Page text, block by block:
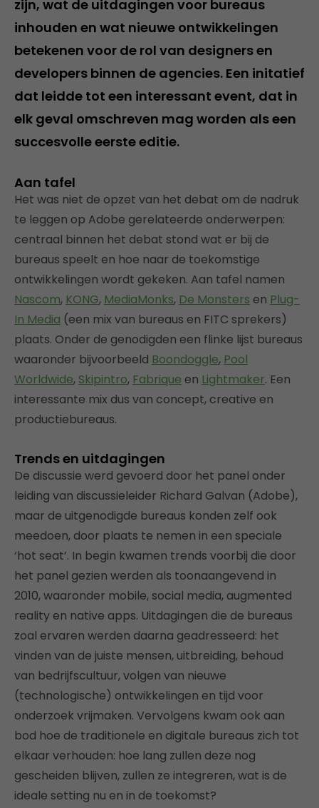
zijn, wat de uitdagingen voor bureaus
inhouden en wat nieuwe ontwikkelingen
betekenen voor de rol van designers en
developers binnen de agencies. Een initatief
dat leidde tot een interessant event, dat in
elk geval omschreven mag worden als een
succesvolle eerste editie.
Aan tafel
Het was niet de opzet van het debat om de nadruk
te leggen op Adobe gerelateerde onderwerpen:
centraal binnen het debat stond wat er bij de
bureaus speelt en hoe naar de toekomstige
ontwikkelingen wordt gekeken. Aan tafel namen
Nascom, KONG, MediaMonks, De Monsters en Plug-
In Media (een mix van bureaus en FITC sprekers)
plaats. Onder de genodigden een flinke lijst bureaus
waaronder bijvoorbeeld Boondoggle, Pool
Worldwide, Skipintro, Fabrique en Lightmaker. Een
interessante mix dus van concept, creative en
productiebureaus.
Trends en uitdagingen
De discussie werd gevoerd door het panel onder
leiding van discussieleider Richard Galvan (Adobe),
maar de uitgenodigde bureaus konden zelf ook
meedoen, door plaats te nemen in een speciale
‘hot seat’. In begin kwamen trends voorbij die door
het panel gezien werden als toonaangevend in
2010, waaronder mobile, social media, augmented
reality en native apps. Uitdagingen die de bureaus
zoal ervaren werden daarna geadresseerd: het
vinden van de juiste mensen, uitbreiding, behoud
van bedrijfscultuur, volgen van nieuwe
(technologische) ontwikkelingen en tijd voor
onderzoek vrijmaken. Vervolgens kwam ook aan
bod hoe de traditionele en digitale bureaus zich tot
elkaar verhouden: hoe lang zullen deze nog
gescheiden blijven, zullen ze integreren, wat is de
ideale setting nu en in de toekomst?